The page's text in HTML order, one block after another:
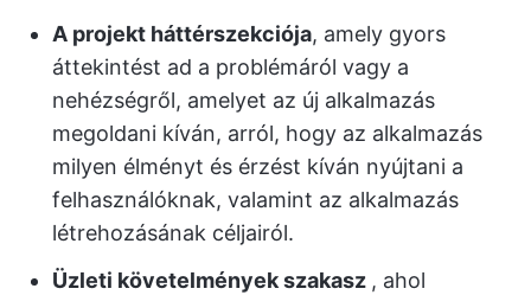
A projekt háttérszekciója, amely gyors
áttekintést ad a problémáról vagy a
nehézségről, amelyet az új alkalmazás
megoldani kíván, arról, hogy az alkalmazás
milyen élményt és érzést kíván nyújtani a
felhasználóknak, valamint az alkalmazás
létrehozásának céljairól.
Üzleti követelmények szakasz , ahol